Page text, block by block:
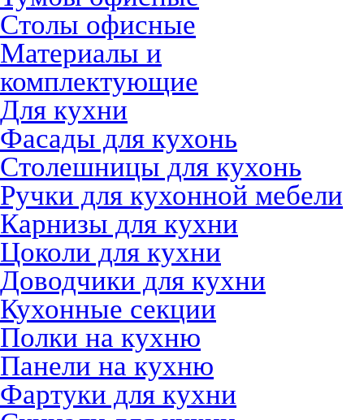
Столы офисные
Материалы и
комплектующие
Для кухни
Фасады для кухонь
Столешницы для кухонь
Ручки для кухонной мебели
Карнизы для кухни
Цоколи для кухни
Доводчики для кухни
Кухонные секции
Полки на кухню
Панели на кухню
Фартуки для кухни